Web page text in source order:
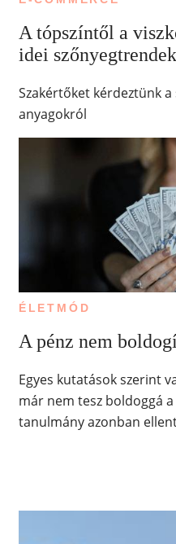
A tópszíntől a
idei szőnyegtrendek
Szakértőket kérdeztünk
anyagokról
ÉLETMÓD
A pénz nem
Egyes kutatások szerint
már nem tesz boldoggá
tanulmány azonban